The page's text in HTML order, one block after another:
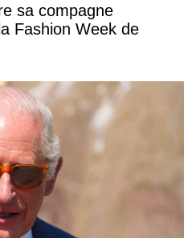
sa compagne
Fashion Week de